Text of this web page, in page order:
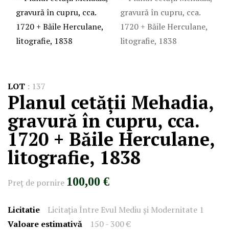
LOT : 137
Planul cetății Mehadia,
gravură în cupru, cca.
1720 + Băile Herculane,
litografie, 1838
Preţ de pornire 100,00 €
Licitatie
Licitația Între Evul Mediu și Modernitate 1
Valoare estimativă
150 - 300 €